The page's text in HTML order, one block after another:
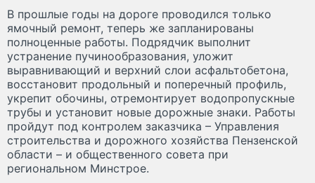
В прошлые годы на дороге проводился только
ямочный ремонт, теперь же запланированы
полноценные работы. Подрядчик выполнит
устранение пучинообразования, уложит
выравнивающий и верхний слои асфальтобетона,
восстановит продольный и поперечный профиль,
укрепит обочины, отремонтирует водопропускные
трубы и установит новые дорожные знаки. Работы
пройдут под контролем заказчика – Управления
строительства и дорожного хозяйства Пензенской
области – и общественного совета при
региональном Минстрое.